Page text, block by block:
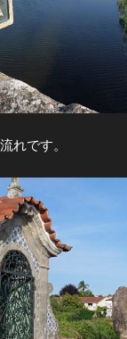
れです。